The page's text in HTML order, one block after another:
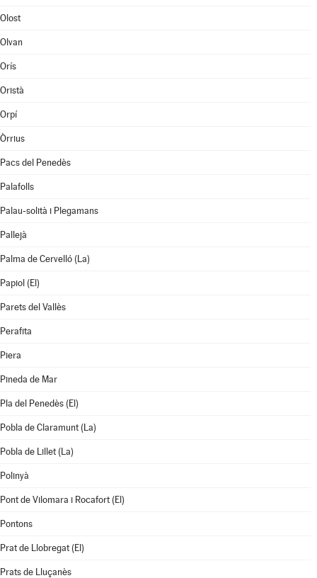
Olost
Olvan
Orís
Oristà
Orpí
Òrrius
Pacs del Penedès
Palafolls
Palau-solità i Plegamans
Pallejà
Palma de Cervelló (La)
Papiol (El)
Parets del Vallès
Perafita
Piera
Pineda de Mar
Pla del Penedès (El)
Pobla de Claramunt (La)
Pobla de Lillet (La)
Polinyà
Pont de Vilomara i Rocafort (El)
Pontons
Prat de Llobregat (El)
Prats de Lluçanès